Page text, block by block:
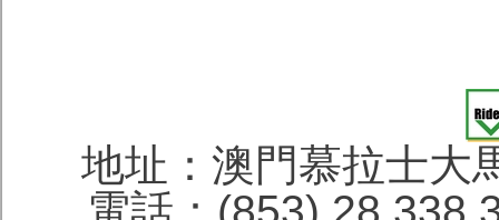
地址：澳門慕拉士大
電話：(853) 28 338